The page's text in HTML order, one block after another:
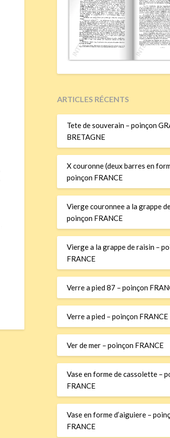
ARTICLES RÉCENTS
Tete de souverain – poinçon
BRETAGNE
X couronne (deux barres en
poinçon FRANCE
Vierge couronnee a la grappe
poinçon FRANCE
Vierge a la grappe de raisin –
FRANCE
Verre a pied 87 – poinçon
Verre a pied – poinçon FRANCE
Ver de mer – poinçon FRANCE
Vase en forme de cassolette –
FRANCE
Vase en forme d’aiguiere –
FRANCE